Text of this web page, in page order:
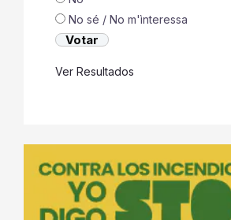
No sé / No m'ìnteressa
Ver Resultados